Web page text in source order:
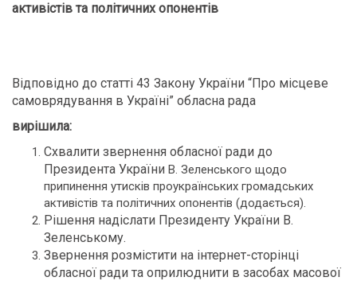
активістів та політичних опонентів
Відповідно до статті 43 Закону України “Про місцеве
самоврядування в Україні” обласна рада
вирішила:
Схвалити звернення обласної ради до
Президента України В. Зеленського щодо
припинення утисків проукраїнських громадських
активістів та політичних опонентів (додається).
Рішення надіслати Президенту України В.
Зеленському.
Звернення розмістити на інтернет-сторінці
обласної ради та оприлюднити в засобах масової